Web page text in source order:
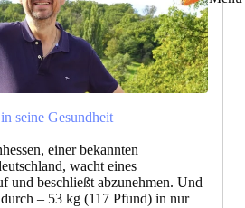
seine Gesundheit
einer bekannten
wacht eines
und beschließt abzunehmen. Und
– 53 kg (117 Pfund) in nur